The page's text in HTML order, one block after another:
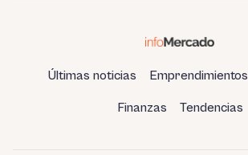
Últimas noticias Emprendimientos
Finanzas Tendencias